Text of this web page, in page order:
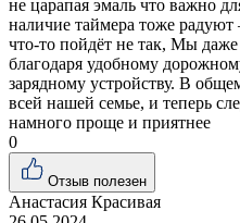
не царапая эмаль что важно
наличие таймера тоже
что-то пойдёт не так, Мы даже
благодаря удобному
зарядному устройству. В
всей нашей семье, и теперь
намного проще и приятнее
0
Отзыв полезен
Анастасия Красивая